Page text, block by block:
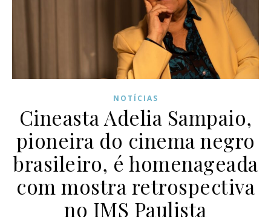
NOTÍCIAS
Cineasta Adelia Sampaio,
pioneira do cinema negro
brasileiro, é homenageada
com mostra retrospectiva
no IMS Paulista